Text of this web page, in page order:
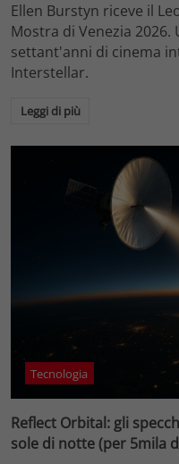
Ellen Burstyn riceve il
Mostra di Venezia
settant'anni di cinema
Interstellar.
Leggi di più
Tecnologia
Reflect Orbital: gli
sole di notte (per 5mila